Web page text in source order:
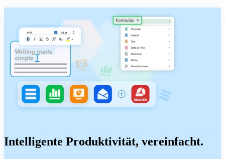
Intelligente Produktivität, vereinfacht.